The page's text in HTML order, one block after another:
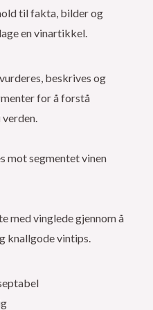
til fakta, bilder og
en vinartikkel.
beskrives og
for å forstå
mot segmentet vinen
med vinglede gjennom å
knallgode vintips.